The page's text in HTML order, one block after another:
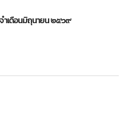
ำเดือนมิถุนายน ๒๕๖๙